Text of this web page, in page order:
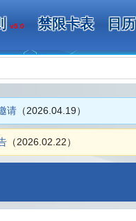
v5.0 禁限卡表 日历
请 （2026.04.19）
（2026.02.22）